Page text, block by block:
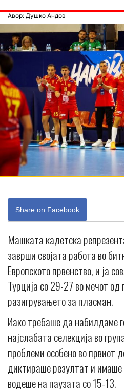
Авор: Душко Андов
Share on Facebook
Машката кадетска
заврши својата работа во
Европското првенство, и ја
Турција со 29-27 во мечот од
разигрувањето за пласман.
Иако требаше да набилдаме
најслабата селекција во
проблеми особено во првиот
диктираше резултат и
водеше на паузата со 15-13.